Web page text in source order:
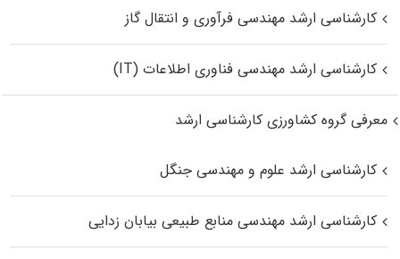
کارشناسی ارشد مهندسی فرآوری و انتقال گاز
کارشناسی ارشد مهندسی فناوری اطلاعات (IT)
معرفی گروه کشاورزی کارشناسی ارشد
کارشناسی ارشد علوم و مهندسی جنگل
کارشناسی ارشد مهندسی منابع طبیعی بیابان زدایی